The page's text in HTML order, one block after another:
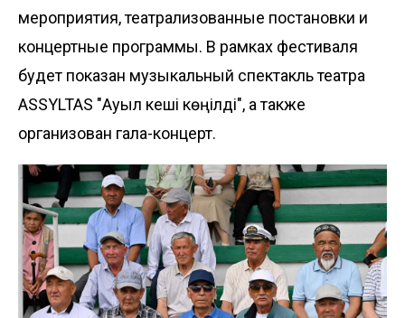
мероприятия, театрализованные постановки и
концертные программы. В рамках фестиваля
будет показан музыкальный спектакль театра
ASSYLTAS "Ауыл кеші көңілді", а также
организован гала-концерт.